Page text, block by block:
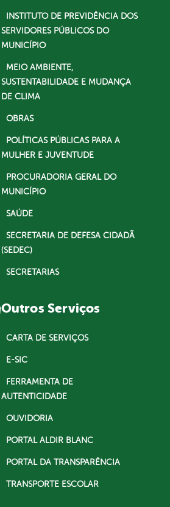
INSTITUTO DE PREVIDÊNCIA DOS
SERVIDORES PÚBLICOS DO
MUNICÍPIO
MEIO AMBIENTE,
SUSTENTABILIDADE E MUDANÇA
DE CLIMA
OBRAS
POLÍTICAS PÚBLICAS PARA A
MULHER E JUVENTUDE
PROCURADORIA GERAL DO
MUNICÍPIO
SAÚDE
SECRETARIA DE DEFESA CIDADÃ
(SEDEC)
SECRETARIAS
Outros Serviços
CARTA DE SERVIÇOS
E-SIC
FERRAMENTA DE
AUTENTICIDADE
OUVIDORIA
PORTAL ALDIR BLANC
PORTAL DA TRANSPARÊNCIA
TRANSPORTE ESCOLAR